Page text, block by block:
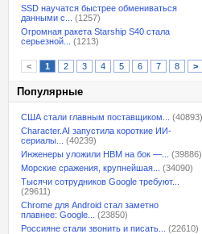
SSD научатся быстрее обмениваться
данными с...
(1257)
Огромная ракета Starship S40 стала
серьезной...
(1213)
< 1 2 3 4 5 6 7 8 >
Популярные
США стали главным поставщиком...
(40893)
Character.AI запустила короткие ИИ-
сериалы...
(40239)
Инженеры уложили HBM на бок —...
(39886)
Морские сражения, крупнейшая...
(34090)
Тысячи сотрудников Google требуют...
(29611)
Chrome для Android стал заметно
плавнее: Google...
(23850)
Россияне стали звонить и писать...
(22610)